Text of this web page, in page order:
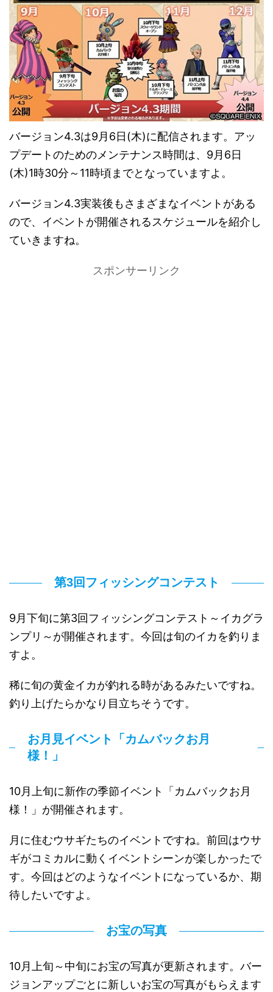
バージョン4.3は9月6日(木)に配信されます。アッ
プデートのためのメンテナンス時間は、9月6日
(木)1時30分～11時頃までとなっていますよ。
バージョン4.3実装後もさまざまなイベントがある
ので、イベントが開催されるスケジュールを紹介し
ていきますね。
スポンサーリンク
第3回フィッシングコンテスト
9月下旬に第3回フィッシングコンテスト～イカグラ
ンプリ～が開催されます。今回は旬のイカを釣りま
すよ。
稀に旬の黄金イカが釣れる時があるみたいですね。
釣り上げたらかなり目立ちそうです。
お月見イベント「カムバックお月
様！」
10月上旬に新作の季節イベント「カムバックお月
様！」が開催されます。
月に住むウサギたちのイベントですね。前回はウサ
ギがコミカルに動くイベントシーンが楽しかったで
す。今回はどのようなイベントになっているか、期
待したいですよ。
お宝の写真
10月上旬～中旬にお宝の写真が更新されます。バー
ジョンアップごとに新しいお宝の写真がもらえます